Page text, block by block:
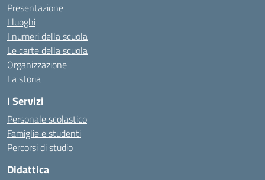
Presentazione
I luoghi
I numeri della scuola
Le carte della scuola
Organizzazione
La storia
I Servizi
Personale scolastico
Famiglie e studenti
Percorsi di studio
Didattica